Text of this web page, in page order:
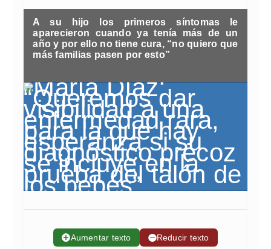
A su hijo los primeros síntomas le
aparecieron cuando ya tenía más de un
año y por ello no tiene cura, “no quiero que
más familias pasen por esto”
➕Aumentar texto ➖Reducir texto